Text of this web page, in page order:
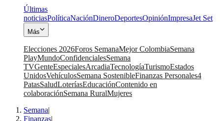
Últimas
noticiasPolíticaNaciónDineroDeportesOpiniónImpresaJet Set
Más
Elecciones 2026Foros SemanaMejor ColombiaSemana
PlayMundoConfidencialesSemana
TVGenteEspecialesArcadiaTecnologíaTurismoEstados
UnidosVehículosSemana SostenibleFinanzas Personales4
PatasSaludLoteríasEducaciónContenido en
colaboraciónSemana RuralMujeres
Semana|
Finanzas|